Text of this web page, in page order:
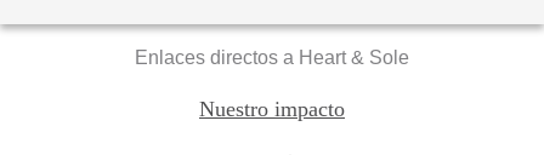
Enlaces directos a Heart & Sole
Nuestro impacto